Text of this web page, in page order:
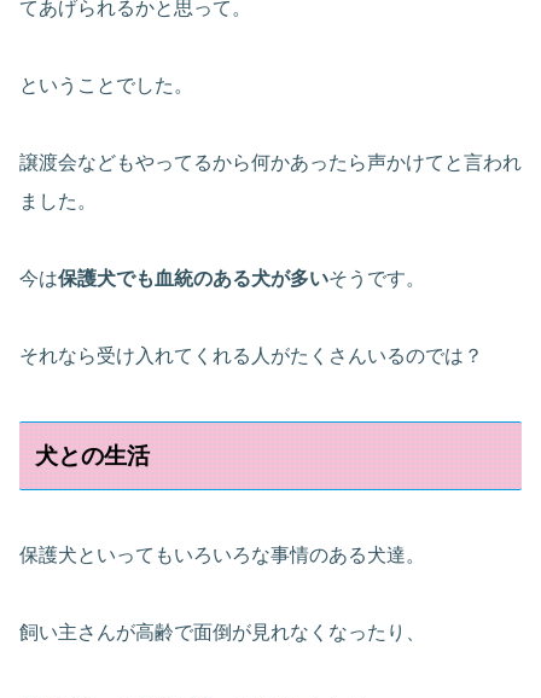
てあげられるかと思って。
ということでした。
譲渡会などもやってるから何かあったら声かけてと言われ
ました。
今は保護犬でも血統のある犬が多いそうです。
それなら受け入れてくれる人がたくさんいるのでは？
犬との生活
保護犬といってもいろいろな事情のある犬達。
飼い主さんが高齢で面倒が見れなくなったり、